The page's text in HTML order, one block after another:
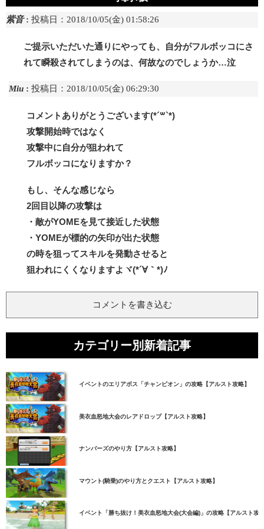
紫音: 投稿日：2018/10/05(金) 01:58:26
ご提示いただいた通りにやっても、自分がフルボッコにさ
れて瞬殺されてしまうのは、何故なのでしょうか…泣
Miu : 投稿日：2018/10/05(金) 06:29:30
コメントありがとうございます(*´꒳`*)
攻撃開始時ではなく
攻撃中に自分が狙われて
フルボッコになりますか？
もし、そんな感じなら
2回目以降の攻撃は
・敵がYOMEを見て接近した状態
・YOMEが標的の矢印が出た状態
の時を狙ってスキルを発動させると
狙われにくくなりますよヾ(*´∀｀*)ﾉ
コメントを書き込む
カテゴリー別新着記事
イベントのエリアボス「チャンピオン」の攻略【アルスト攻略】
美衣血怒地大会のレアドロップ【アルスト攻略】
ナンバーズのやり方【アルスト攻略】
マウント(騎乗)のやり方とクエスト【アルスト攻略】
イベント「勝ち抜け！美衣血怒地大会(大会編)」の攻略【アルスト攻